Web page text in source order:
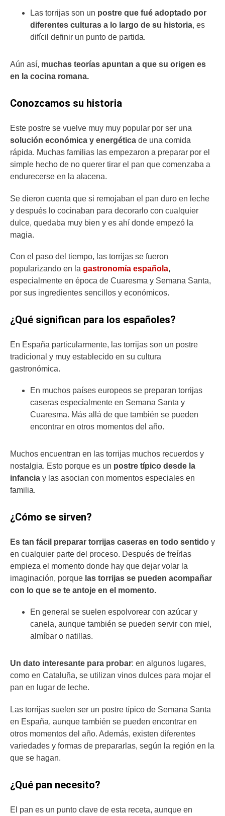
Las torrijas son un postre que fué adoptado por
diferentes culturas a lo largo de su historia, es
difícil definir un punto de partida.
Aún así, muchas teorías apuntan a que su origen es
en la cocina romana.
Conozcamos su historia
Este postre se vuelve muy muy popular por ser una
solución económica y energética de una comida
rápida. Muchas familias las empezaron a preparar por el
simple hecho de no querer tirar el pan que comenzaba a
endurecerse en la alacena.
Se dieron cuenta que si remojaban el pan duro en leche
y después lo cocinaban para decorarlo con cualquier
dulce, quedaba muy bien y es ahí donde empezó la
magia.
Con el paso del tiempo, las torrijas se fueron
popularizando en la gastronomía española,
especialmente en época de Cuaresma y Semana Santa,
por sus ingredientes sencillos y económicos.
¿Qué significan para los españoles?
En España particularmente, las torrijas son un postre
tradicional y muy establecido en su cultura
gastronómica.
En muchos países europeos se preparan torrijas
caseras especialmente en Semana Santa y
Cuaresma. Más allá de que también se pueden
encontrar en otros momentos del año.
Muchos encuentran en las torrijas muchos recuerdos y
nostalgia. Esto porque es un postre típico desde la
infancia y las asocian con momentos especiales en
familia.
¿Cómo se sirven?
Es tan fácil preparar torrijas caseras en todo sentido y
en cualquier parte del proceso. Después de freírlas
empieza el momento donde hay que dejar volar la
imaginación, porque las torrijas se pueden acompañar
con lo que se te antoje en el momento.
En general se suelen espolvorear con azúcar y
canela, aunque también se pueden servir con miel,
almíbar o natillas.
Un dato interesante para probar: en algunos lugares,
como en Cataluña, se utilizan vinos dulces para mojar el
pan en lugar de leche.
Las torrijas suelen ser un postre típico de Semana Santa
en España, aunque también se pueden encontrar en
otros momentos del año. Además, existen diferentes
variedades y formas de prepararlas, según la región en la
que se hagan.
¿Qué pan necesito?
El pan es un punto clave de esta receta, aunque en